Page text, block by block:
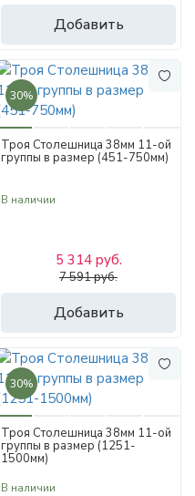
Добавить
30%
Троя Столешница 38мм 11-ой
группы в размер (451-750мм)
В наличии
Добавить
5 314 руб.
7 591 руб.
30%
Троя Столешница 38мм 11-ой
группы в размер (1251-
1500мм)
В наличии